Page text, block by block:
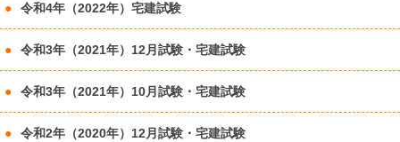
令和4年（2022年）宅建試験
令和3年（2021年）12月試験・宅建試験
令和3年（2021年）10月試験・宅建試験
令和2年（2020年）12月試験・宅建試験